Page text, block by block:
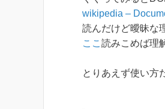
wikipedia –
読んだけど曖昧な
ここ 読みこめば理
とりあえず使い方